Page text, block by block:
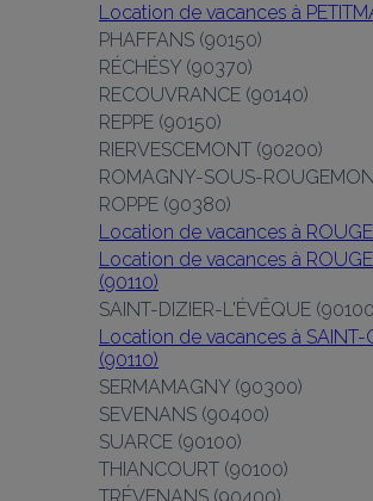
Location de vacances à
PHAFFANS (90150)
RÉCHÉSY (90370)
RECOUVRANCE (90140)
REPPE (90150)
RIERVESCEMONT (90200)
ROMAGNY-SOUS-
ROPPE (90380)
Location de vacances à
Location de vacances à
(90110)
SAINT-DIZIER-L'ÉVÊQUE
Location de vacances à SAINT-
(90110)
SERMAMAGNY (90300)
SEVENANS (90400)
SUARCE (90100)
THIANCOURT (90100)